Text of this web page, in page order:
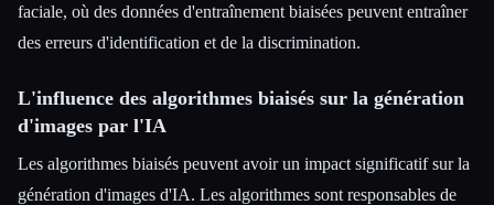
faciale, où des données d'entraînement biaisées peuvent entraîner
des erreurs d'identification et de la discrimination.
L'influence des algorithmes biaisés sur la génération
d'images par l'IA
Les algorithmes biaisés peuvent avoir un impact significatif sur la
génération d'images d'IA. Les algorithmes sont responsables de